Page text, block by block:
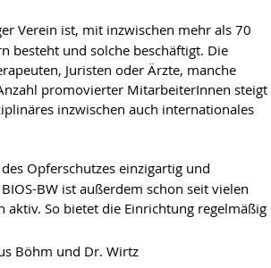
Verein ist, mit inzwischen mehr als 70
besteht und solche beschäftigt. Die
Juristen oder Ärzte, manche
promovierter MitarbeiterInnen steigt
inzwischen auch internationales
Opferschutzes einzigartig und
BW ist außerdem schon seit vielen
So bietet die Einrichtung regelmäßig
Böhm und Dr. Wirtz